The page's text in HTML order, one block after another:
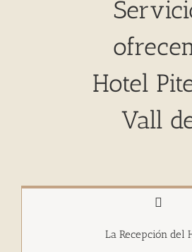
Hotel
Vall
La Recepción del